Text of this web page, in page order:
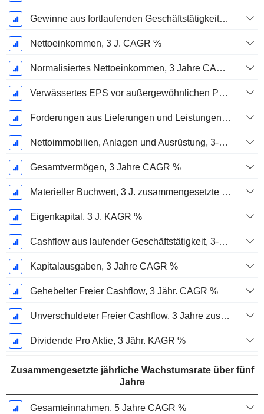
Gewinne aus fortlaufenden Geschäftstätigkeiten, 3 Jahre KAGR %
Nettoeinkommen, 3 J. CAGR %
Normalisiertes Nettoeinkommen, 3 Jahre CAGR %
Verwässertes EPS vor außergewöhnlichen Posten, 3-Jahres-CAGR %
Forderungen aus Lieferungen und Leistungen, 3-Jahres-CAGR %
Nettoimmobilien, Anlagen und Ausrüstung, 3-Jahres-CAGR %
Gesamtvermögen, 3 Jahre CAGR %
Materieller Buchwert, 3 J. zusammengesetzte jährliche Wachstumsrate %
Eigenkapital, 3 J. KAGR %
Cashflow aus laufender Geschäftstätigkeit, 3-Jahres-CAGR %
Kapitalausgaben, 3 Jahre CAGR %
Gehebelter Freier Cashflow, 3 Jähr. CAGR %
Unverschuldeter Freier Cashflow, 3 Jahre zusammengesetzte jährliche Wachstumsrate %
Dividende Pro Aktie, 3 Jähr. KAGR %
Zusammengesetzte jährliche Wachstumsrate über fünf
Jahre
Gesamteinnahmen, 5 Jahre CAGR %